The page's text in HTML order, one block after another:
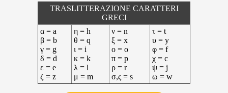
TRASLITTERAZIONE CARATTERI
GRECI
α = a
β = b
γ = g
δ = d
ε = e
ζ = z
η = h
θ = q
ι = i
κ = k
λ = l
μ = m
ν = n
ξ = x
ο = o
π = p
ρ = r
σ,ς = s
τ = t
υ = y
φ = f
χ = c
ψ = j
ω = w